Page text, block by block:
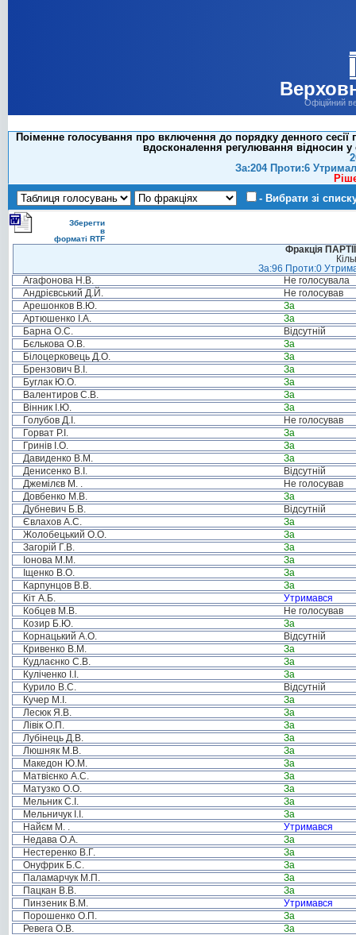
Офіційний
Поіменне голосування про включення до порядку денного
вдосконалення регулювання відносин
За:204 Проти:6
- Вибрати зі
Зберегти
в
форматі RTF
Фракція
За:96 Проти:0
Агафонова Н.В.
Не голосувала
Андрієвський Д.Й.
Не голосував
Арешонков В.Ю.
За
Артюшенко І.А.
За
Барна О.С.
Відсутній
Бєлькова О.В.
За
Білоцерковець Д.О.
За
Брензович В.І.
За
Буглак Ю.О.
За
Валентиров С.В.
За
Вінник І.Ю.
За
Голубов Д.І.
Не голосував
Горват Р.І.
За
Гринів І.О.
За
Давиденко В.М.
За
Денисенко В.І.
Відсутній
Джемілєв М. .
Не голосував
Довбенко М.В.
За
Дубневич Б.В.
Відсутній
Євлахов А.С.
За
Жолобецький О.О.
За
Загорій Г.В.
За
Іонова М.М.
За
Іщенко В.О.
За
Карпунцов В.В.
За
Кіт А.Б.
Утримався
Кобцев М.В.
Не голосував
Козир Б.Ю.
За
Корнацький А.О.
Відсутній
Кривенко В.М.
За
Кудлаєнко С.В.
За
Куліченко І.І.
За
Курило В.С.
Відсутній
Кучер М.І.
За
Лесюк Я.В.
За
Лівік О.П.
За
Лубінець Д.В.
За
Люшняк М.В.
За
Македон Ю.М.
За
Матвієнко А.С.
За
Матузко О.О.
За
Мельник С.І.
За
Мельничук І.І.
За
Найєм М. .
Утримався
Недава О.А.
За
Нестеренко В.Г.
За
Онуфрик Б.С.
За
Паламарчук М.П.
За
Пацкан В.В.
За
Пинзеник В.М.
Утримався
Порошенко О.П.
За
Ревега О.В.
За